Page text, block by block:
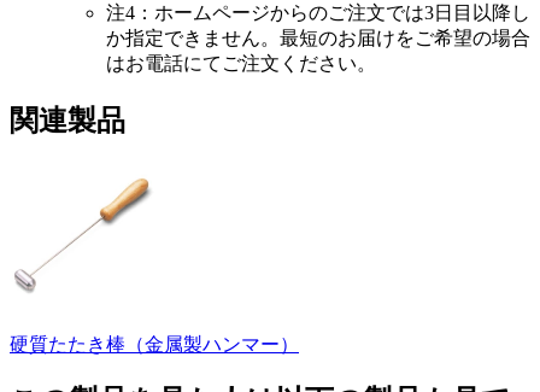
注4：ホームページからのご注文では3日目以降し
か指定できません。最短のお届けをご希望の場合
はお電話にてご注文ください。
関連製品
硬質たたき棒（金属製ハンマー）